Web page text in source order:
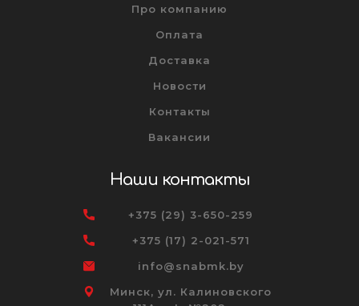
Про компанию
Оплата
Доставка
Новости
Контакты
Вакансии
Наши контакты
+375 (29) 3-650-259
+375 (17) 2-021-571
info@snabmk.by
Минск, ул. Калиновского